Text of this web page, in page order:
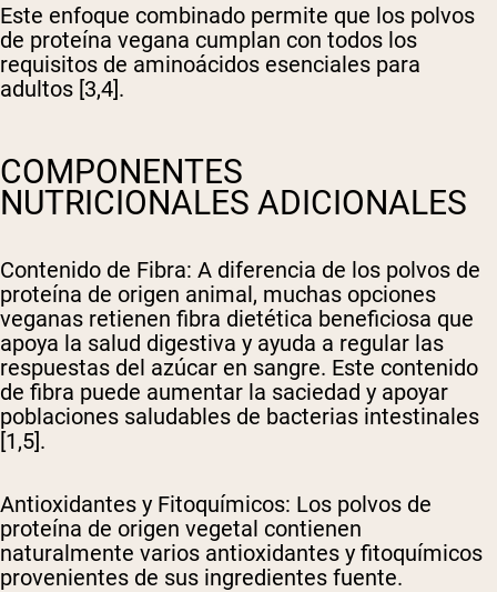
Este enfoque combinado permite que los polvos
de proteína vegana cumplan con todos los
requisitos de aminoácidos esenciales para
adultos [3,4].
COMPONENTES
NUTRICIONALES ADICIONALES
Contenido de Fibra: A diferencia de los polvos de
proteína de origen animal, muchas opciones
veganas retienen fibra dietética beneficiosa que
apoya la salud digestiva y ayuda a regular las
respuestas del azúcar en sangre. Este contenido
de fibra puede aumentar la saciedad y apoyar
poblaciones saludables de bacterias intestinales
[1,5].
Antioxidantes y Fitoquímicos: Los polvos de
proteína de origen vegetal contienen
naturalmente varios antioxidantes y fitoquímicos
provenientes de sus ingredientes fuente.